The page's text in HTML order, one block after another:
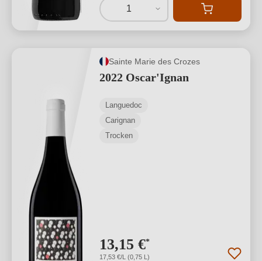
1
Sainte Marie des Crozes
2022 Oscar'Ignan
Languedoc
Carignan
Trocken
13,15 €*
17,53 €/L (0,75 L)